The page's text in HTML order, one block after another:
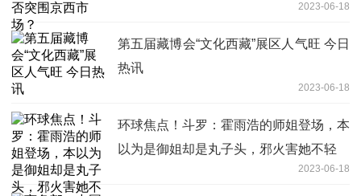
2023-06-18
第五届藏博会“文化西藏”展区人气旺 今日
热讯
2023-06-18
环球焦点！斗罗：霍雨浩的师姐登场，本
以为是御姐却是丸子头，邪火害她不轻
2023-06-18